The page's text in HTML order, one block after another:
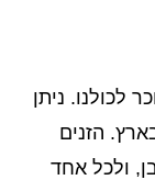
לכולנו. ניתן
הזנים
ולכל אחד